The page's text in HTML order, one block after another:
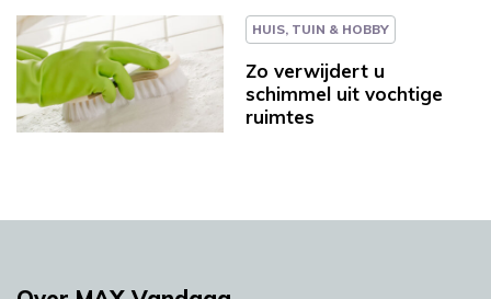
HUIS, TUIN & HOBBY
Zo verwijdert u
schimmel uit vochtige
ruimtes